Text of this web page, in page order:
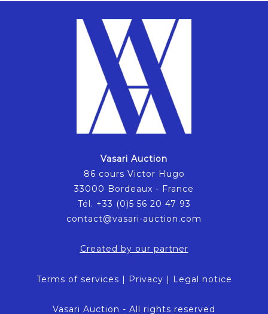
Vasari Auction
86 cours Victor Hugo
33000 Bordeaux - France
Tél. +33 (0)5 56 20 47 93
contact@vasari-auction.com
Created by our partner
Terms of services | Privacy | Legal notice
Vasari Auction - All rights reserved